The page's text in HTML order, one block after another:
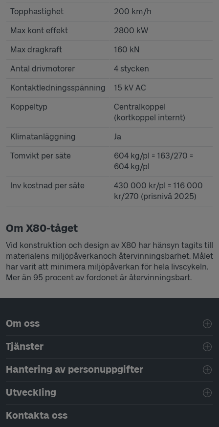
Topphastighet 200 km/h
Max kont effekt 2800 kW
Max dragkraft 160 kN
Antal drivmotorer 4 stycken
Kontaktledningsspänning 15 kV AC
Koppeltyp
Centralkoppel
(kortkoppel internt)
Klimatanläggning Ja
Tomvikt per säte
604 kg/pl = 163/270 =
604 kg/pl
Inv kostnad per säte
430 000 kr/pl = 116 000
kr/270 (prisnivå 2025)
Om X80-tåget
Vid konstruktion och design av X80 har hänsyn tagits till
materialens miljöpåverkanoch återvinningsbarhet. Målet
har varit att minimera miljöpåverkan för hela livscykeln.
Mer än 95 procent av fordonet är återvinningsbart.
Sidfotsnavigering
Om oss
Tjänster
Hantering av personuppgifter
Utveckling
Kontakta oss